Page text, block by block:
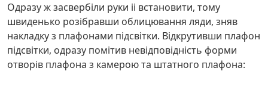
Одразу ж засвербіли руки іі встановити, тому
швиденько розібравши облицювання ляди, зняв
накладку з плафонами підсвітки. Відкрутивши плафон
підсвітки, одразу помітив невідповідність форми
отворів плафона з камерою та штатного плафона: